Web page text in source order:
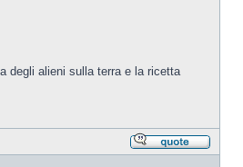
degli alieni sulla terra e la ricetta